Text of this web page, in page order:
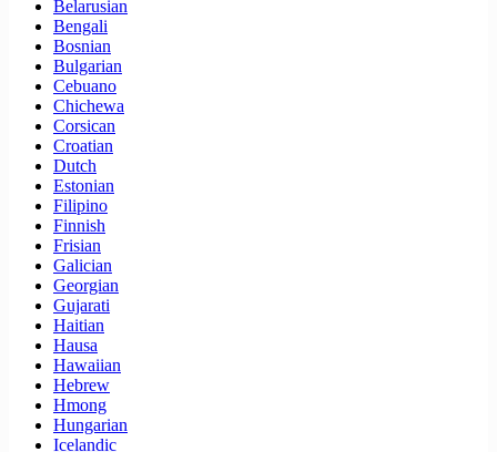
Belarusian
Bengali
Bosnian
Bulgarian
Cebuano
Chichewa
Corsican
Croatian
Dutch
Estonian
Filipino
Finnish
Frisian
Galician
Georgian
Gujarati
Haitian
Hausa
Hawaiian
Hebrew
Hmong
Hungarian
Icelandic